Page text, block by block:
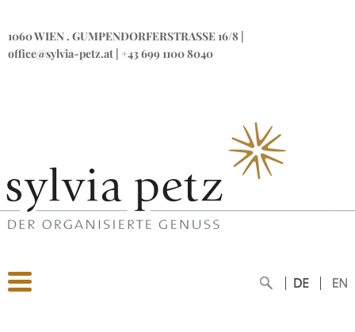
1060 WIEN. GUMPENDORFERSTRASSE 16/8 |
office@sylvia-petz.at | +43 699 1100 8040